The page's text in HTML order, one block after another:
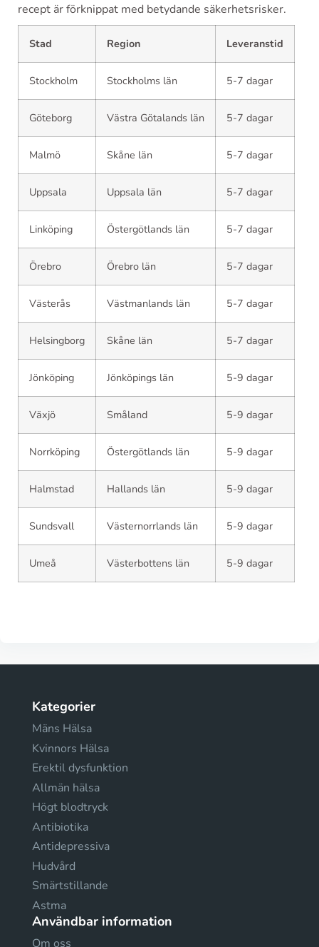
recept är förknippat med betydande säkerhetsrisker.
Stad Region Leveranstid
Stockholm Stockholms län 5-7 dagar
Göteborg Västra Götalands län 5-7 dagar
Malmö Skåne län 5-7 dagar
Uppsala Uppsala län 5-7 dagar
Linköping Östergötlands län 5-7 dagar
Örebro Örebro län 5-7 dagar
Västerås Västmanlands län 5-7 dagar
Helsingborg Skåne län 5-7 dagar
Jönköping Jönköpings län 5-9 dagar
Växjö Småland 5-9 dagar
Norrköping Östergötlands län 5-9 dagar
Halmstad Hallands län 5-9 dagar
Sundsvall Västernorrlands län 5-9 dagar
Umeå Västerbottens län 5-9 dagar
Kategorier
Mäns Hälsa
Kvinnors Hälsa
Erektil dysfunktion
Allmän hälsa
Högt blodtryck
Antibiotika
Antidepressiva
Hudvård
Smärtstillande
Astma
Användbar information
Om oss